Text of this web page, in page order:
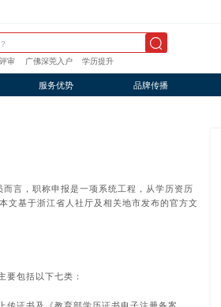
审 广佛深莞入户 学历提升
服务优势 品牌传播
言，职称申报是一项系统工程，从学历资历
文基于浙江省人社厅及相关地市发布的官方文
要包括以下七类：